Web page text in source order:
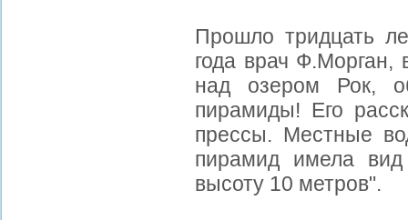
Прошло тридцать
года врач Ф.Морган,
над озером Рок,
пирамиды! Его
прессы. Местные
пирамид имела
высоту 10 метров".